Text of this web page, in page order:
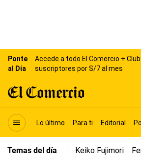
Lo último Para ti Editorial
Temas del día Keiko Fujimori